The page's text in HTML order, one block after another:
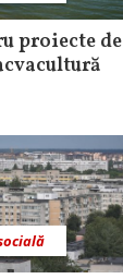
proiecte de